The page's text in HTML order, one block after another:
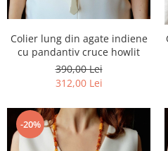
Colier lung din agate indiene
cu pandantiv cruce howlit
390,00 Lei
312,00 Lei
-20%